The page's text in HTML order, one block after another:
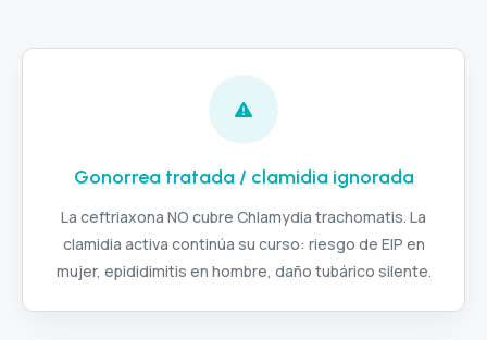
Gonorrea tratada / clamidia ignorada
La ceftriaxona NO cubre Chlamydia trachomatis. La
clamidia activa continúa su curso: riesgo de EIP en
mujer, epididimitis en hombre, daño tubárico silente.